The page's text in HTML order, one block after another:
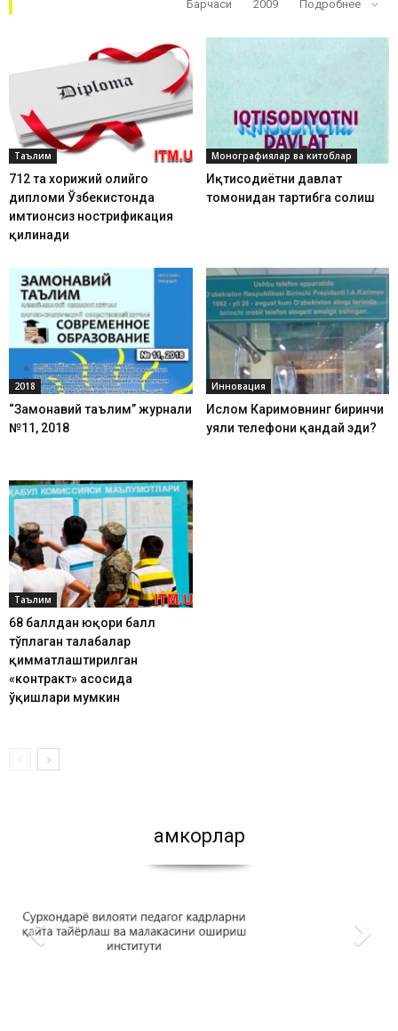
Барчаси 2009 Подробнее
Таълим
712 та хорижий олийгоҳ
дипломи Ўзбекистонда
имтиҳонсиз нострификация
қилинади
Монографиялар ва китоблар
Иқтисодиётни давлат
томонидан тартибга солиш
2018
“Замонавий таълим” журнали
№11, 2018
Инновация
Ислом Каримовнинг биринчи
уяли телефони қандай эди?
Таълим
68 баллдан юқори балл
тўплаган талабалар
қимматлаштирилган
«контракт» асосида
ўқишлари мумкин
Ҳамкорлар